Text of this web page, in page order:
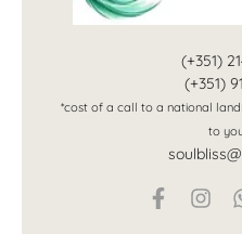
(+351)
(+351)
*cost of a call to a national
to